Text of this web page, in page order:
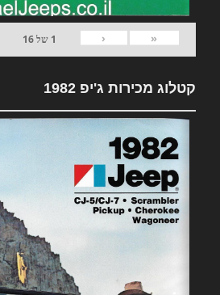
«
‹
1 של16
קטלוג מכירות ג'יפ 1982